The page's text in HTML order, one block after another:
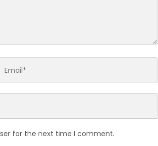
for the next time I comment.